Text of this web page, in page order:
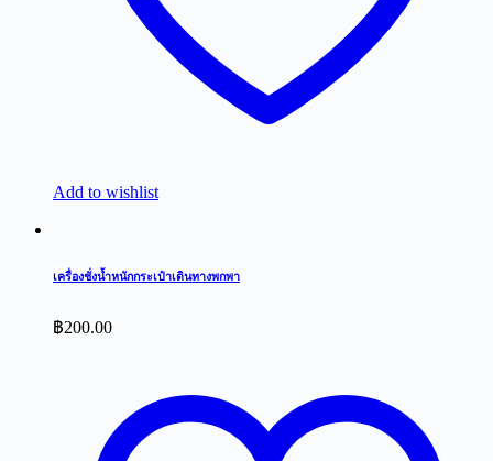
Add to wishlist
เครื่องชั่งน้ำหนักกระเป๋าเดินทางพกพา
฿200.00